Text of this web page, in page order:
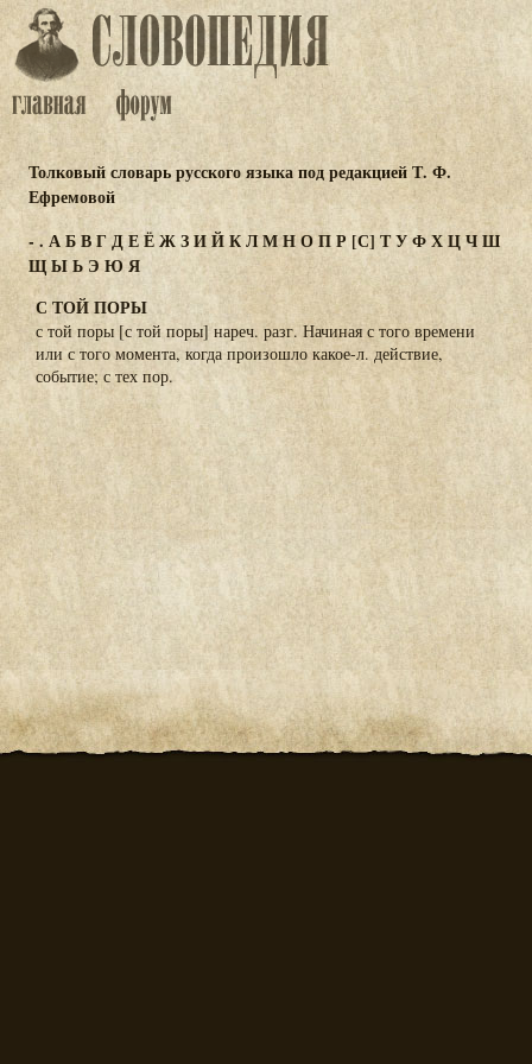
Толковый словарь русского языка под редакцией Т. Ф.
Ефремовой
- . АБВГДЕЁЖЗИЙКЛМНОПР [С] ТУФХЦЧШ
ЩЫЬЭ ЮЯ
С ТОЙ ПОРЫ
с той поры [с той поры] нареч. разг. Начиная с того времени
или с того момента, когда произошло какое-л. действие,
событие; с тех пор.